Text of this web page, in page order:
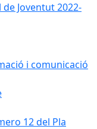
Joventut 2022-
i comunicació
12 del Pla